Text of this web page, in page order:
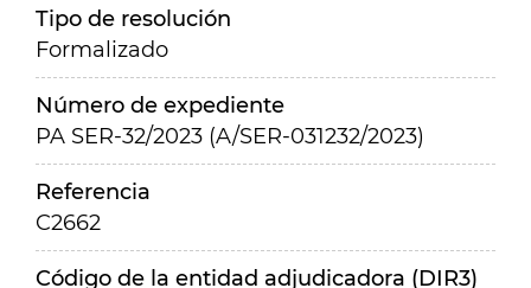
Tipo de resolución
Formalizado
Número de expediente
PA SER-32/2023 (A/SER-031232/2023)
Referencia
C2662
Código de la entidad adjudicadora (DIR3)